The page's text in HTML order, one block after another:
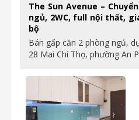
The Sun Avenue –
ngủ, 2WC, full nội thất,
bộ
Bán gấp căn 2 phòng ngủ,
28 Mai Chí Thọ, phường An